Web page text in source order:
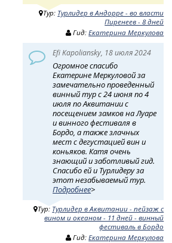
Тур: Турлидер в Андорре - во власти
Пиренеев - 8 дней
Гид:Екатерина Меркулова
Efi Kapoliansky, 18 июля 2024
Огромное спасибо
Екатерине Меркуловой за
замечательно проведенный
винный тур с 24 июня по 4
июля по Аквитании с
посещением замков на Луаре
и винного фестиваля в
Бордо, а также злачных
мест с дегустацией вин и
коньяков. Катя очень
знающий и заботливый гид.
Спасибо ей и Турлидеру за
этот незабываемый тур.
Подробнее>
Тур: Турлидер в Аквитании - пейзаж с
вином и океаном - 11 дней - винный
фестиваль в Бордо
Гид:Екатерина Меркулова